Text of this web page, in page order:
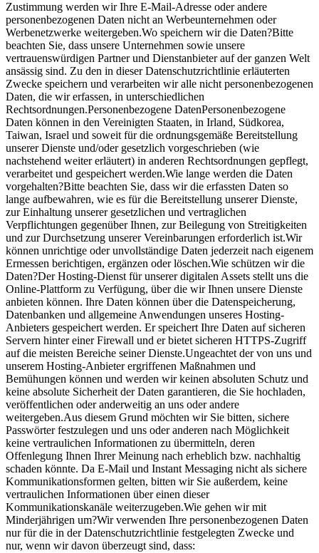
Zustimmung werden wir Ihre E-Mail-Adresse oder andere
personenbezogenen Daten nicht an Werbeunternehmen oder
Werbenetzwerke weitergeben.Wo speichern wir die Daten?Bitte
beachten Sie, dass unsere Unternehmen sowie unsere
vertrauenswürdigen Partner und Dienstanbieter auf der ganzen Welt
ansässig sind. Zu den in dieser Datenschutzrichtlinie erläuterten
Zwecke speichern und verarbeiten wir alle nicht personenbezogenen
Daten, die wir erfassen, in unterschiedlichen
Rechtsordnungen.Personenbezogene DatenPersonenbezogene
Daten können in den Vereinigten Staaten, in Irland, Südkorea,
Taiwan, Israel und soweit für die ordnungsgemäße Bereitstellung
unserer Dienste und/oder gesetzlich vorgeschrieben (wie
nachstehend weiter erläutert) in anderen Rechtsordnungen gepflegt,
verarbeitet und gespeichert werden.Wie lange werden die Daten
vorgehalten?Bitte beachten Sie, dass wir die erfassten Daten so
lange aufbewahren, wie es für die Bereitstellung unserer Dienste,
zur Einhaltung unserer gesetzlichen und vertraglichen
Verpflichtungen gegenüber Ihnen, zur Beilegung von Streitigkeiten
und zur Durchsetzung unserer Vereinbarungen erforderlich ist.Wir
können unrichtige oder unvollständige Daten jederzeit nach eigenem
Ermessen berichtigen, ergänzen oder löschen.Wie schützen wir die
Daten?Der Hosting-Dienst für unserer digitalen Assets stellt uns die
Online-Plattform zu Verfügung, über die wir Ihnen unsere Dienste
anbieten können. Ihre Daten können über die Datenspeicherung,
Datenbanken und allgemeine Anwendungen unseres Hosting-
Anbieters gespeichert werden. Er speichert Ihre Daten auf sicheren
Servern hinter einer Firewall und er bietet sicheren HTTPS-Zugriff
auf die meisten Bereiche seiner Dienste.Ungeachtet der von uns und
unserem Hosting-Anbieter ergriffenen Maßnahmen und
Bemühungen können und werden wir keinen absoluten Schutz und
keine absolute Sicherheit der Daten garantieren, die Sie hochladen,
veröffentlichen oder anderweitig an uns oder andere
weitergeben.Aus diesem Grund möchten wir Sie bitten, sichere
Passwörter festzulegen und uns oder anderen nach Möglichkeit
keine vertraulichen Informationen zu übermitteln, deren
Offenlegung Ihnen Ihrer Meinung nach erheblich bzw. nachhaltig
schaden könnte. Da E-Mail und Instant Messaging nicht als sichere
Kommunikationsformen gelten, bitten wir Sie außerdem, keine
vertraulichen Informationen über einen dieser
Kommunikationskanäle weiterzugeben.Wie gehen wir mit
Minderjährigen um?Wir verwenden Ihre personenbezogenen Daten
nur für die in der Datenschutzrichtlinie festgelegten Zwecke und
nur, wenn wir davon überzeugt sind, dass: